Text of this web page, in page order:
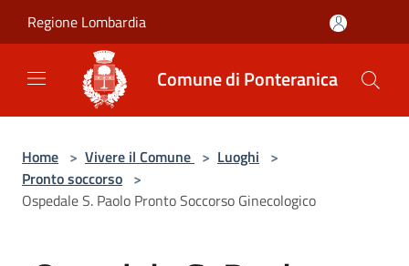
Regione Lombardia
Comune di Ponteranica
Home > Vivere il Comune > Luoghi >
Pronto soccorso >
Ospedale S. Paolo Pronto Soccorso Ginecologico